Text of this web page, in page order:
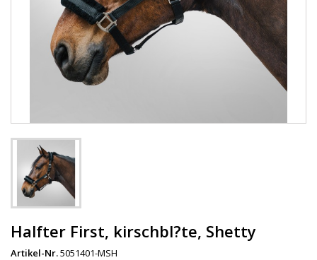
Halfter First, kirschbl?te, Shetty
Artikel-Nr.5051401-MSH